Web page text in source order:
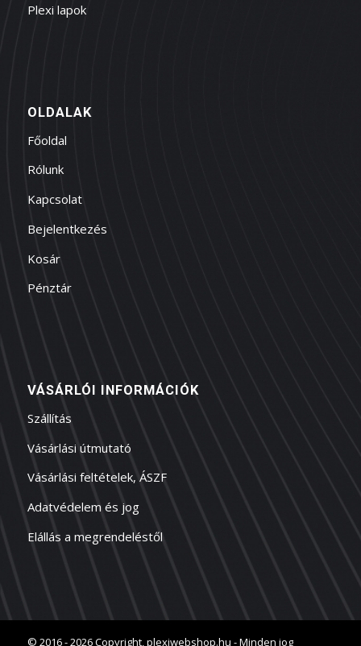
Plexi lapok
OLDALAK
Főoldal
Rólunk
Kapcsolat
Bejelentkezés
Kosár
Pénztár
VÁSÁRLÓI INFORMÁCIÓK
Szállítás
Vásárlási útmutató
Vásárlási feltételek, ÁSZF
Adatvédelem és jog
Elállás a megrendeléstől
© 2016 - 2026 Copyright, plexiwebshop.hu - Minden jog